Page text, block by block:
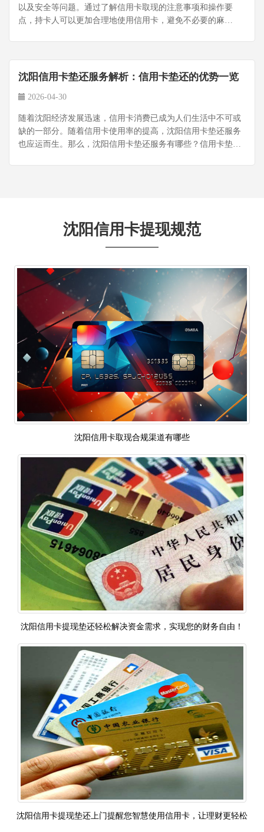
以及安全等问题。通过了解信用卡取现的注意事项和操作要
点，持卡人可以更加合理地使用信用卡，避免不必要的麻
沈阳信用卡垫还服务解析：信用卡垫还的优势一览
2026-04-30
​随着沈阳经济发展迅速，信用卡消费已成为人们生活中不可或
缺的一部分。随着信用卡使用率的提高，沈阳信用卡垫还服务
也应运而生。那么，沈阳信用卡垫还服务有哪些？信用卡垫还
沈阳信用卡提现规范
沈阳信用卡取现合规渠道有哪些
沈阳信用卡提现垫还​轻松解决资金需求，实现您的财务自由！
沈阳信用卡提现垫还上门提醒您智慧使用信用卡，让理财更轻松